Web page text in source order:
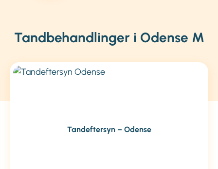
Tandbehandlinger i Odense M
Tandeftersyn – Odense